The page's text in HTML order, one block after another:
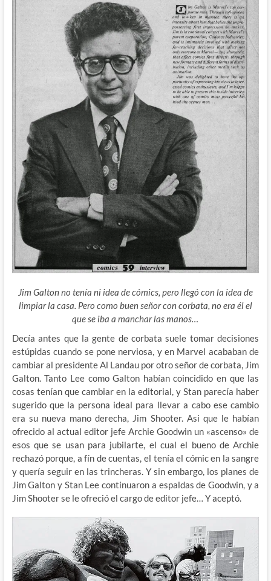
Jim Galton no tenía ni idea de cómics, pero llegó con la idea de
limpiar la casa. Pero como buen señor con corbata, no era él el
que se iba a manchar las manos…
Decía antes que la gente de corbata suele tomar decisiones
estúpidas cuando se pone nerviosa, y en Marvel acababan de
cambiar al presidente Al Landau por otro señor de corbata, Jim
Galton. Tanto Lee como Galton habían coincidido en que las
cosas tenían que cambiar en la editorial, y Stan parecía haber
sugerido que la persona ideal para llevar a cabo ese cambio
era su nueva mano derecha, Jim Shooter. Asi que le habían
ofrecido al actual editor jefe Archie Goodwin un «ascenso» de
esos que se usan para jubilarte, el cual el bueno de Archie
rechazó porque, a fín de cuentas, el tenía el cómic en la sangre
y quería seguir en las trincheras. Y sin embargo, los planes de
Jim Galton y Stan Lee continuaron a espaldas de Goodwin, y a
Jim Shooter se le ofreció el cargo de editor jefe… Y aceptó.